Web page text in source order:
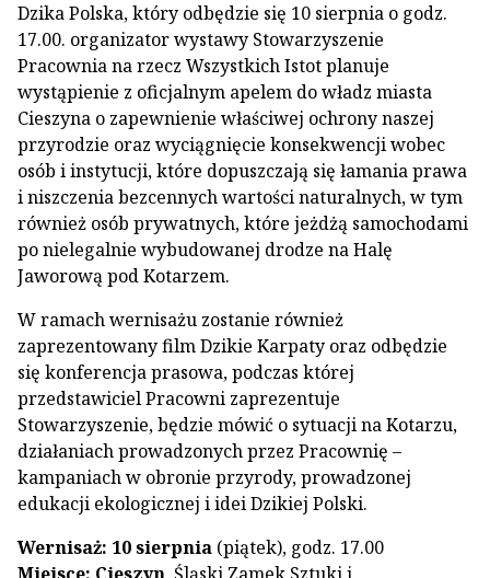
Dzika Polska, który odbędzie się 10 sierpnia o godz.
17.00. organizator wystawy Stowarzyszenie
Pracownia na rzecz Wszystkich Istot planuje
wystąpienie z oficjalnym apelem do władz miasta
Cieszyna o zapewnienie właściwej ochrony naszej
przyrodzie oraz wyciągnięcie konsekwencji wobec
osób i instytucji, które dopuszczają się łamania prawa
i niszczenia bezcennych wartości naturalnych, w tym
również osób prywatnych, które jeżdżą samochodami
po nielegalnie wybudowanej drodze na Halę
Jaworową pod Kotarzem.
W ramach wernisażu zostanie również
zaprezentowany film Dzikie Karpaty oraz odbędzie
się konferencja prasowa, podczas której
przedstawiciel Pracowni zaprezentuje
Stowarzyszenie, będzie mówić o sytuacji na Kotarzu,
działaniach prowadzonych przez Pracownię –
kampaniach w obronie przyrody, prowadzonej
edukacji ekologicznej i idei Dzikiej Polski.
Wernisaż: 10 sierpnia (piątek), godz. 17.00